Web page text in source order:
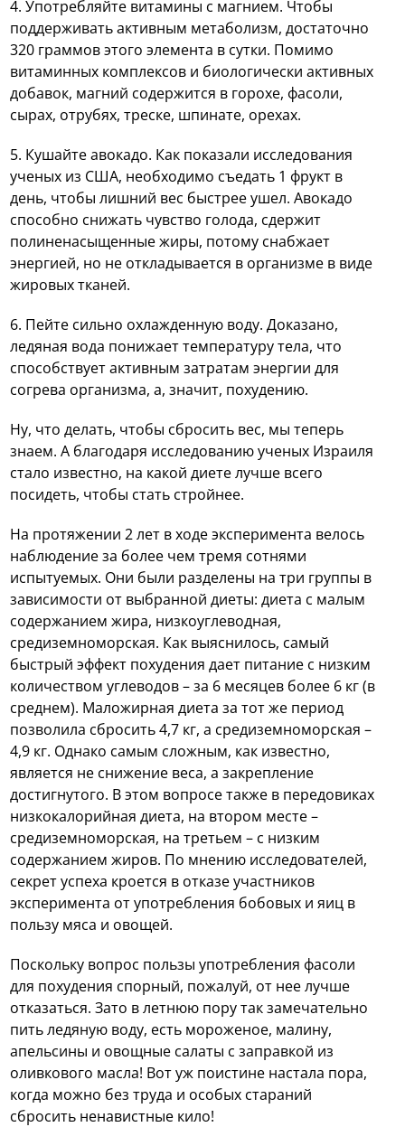
4. Употребляйте витамины с магнием. Чтобы
поддерживать активным метаболизм, достаточно
320 граммов этого элемента в сутки. Помимо
витаминных комплексов и биологически активных
добавок, магний содержится в горохе, фасоли,
сырах, отрубях, треске, шпинате, орехах.
5. Кушайте авокадо. Как показали исследования
ученых из США, необходимо съедать 1 фрукт в
день, чтобы лишний вес быстрее ушел. Авокадо
способно снижать чувство голода, сдержит
полиненасыщенные жиры, потому снабжает
энергией, но не откладывается в организме в виде
жировых тканей.
6. Пейте сильно охлажденную воду. Доказано,
ледяная вода понижает температуру тела, что
способствует активным затратам энергии для
согрева организма, а, значит, похудению.
Ну, что делать, чтобы сбросить вес, мы теперь
знаем. А благодаря исследованию ученых Израиля
стало известно, на какой диете лучше всего
посидеть, чтобы стать стройнее.
На протяжении 2 лет в ходе эксперимента велось
наблюдение за более чем тремя сотнями
испытуемых. Они были разделены на три группы в
зависимости от выбранной диеты: диета с малым
содержанием жира, низкоуглеводная,
средиземноморская. Как выяснилось, самый
быстрый эффект похудения дает питание с низким
количеством углеводов – за 6 месяцев более 6 кг (в
среднем). Маложирная диета за тот же период
позволила сбросить 4,7 кг, а средиземноморская –
4,9 кг. Однако самым сложным, как известно,
является не снижение веса, а закрепление
достигнутого. В этом вопросе также в передовиках
низкокалорийная диета, на втором месте –
средиземноморская, на третьем – с низким
содержанием жиров. По мнению исследователей,
секрет успеха кроется в отказе участников
эксперимента от употребления бобовых и яиц в
пользу мяса и овощей.
Поскольку вопрос пользы употребления фасоли
для похудения спорный, пожалуй, от нее лучше
отказаться. Зато в летнюю пору так замечательно
пить ледяную воду, есть мороженое, малину,
апельсины и овощные салаты с заправкой из
оливкового масла! Вот уж поистине настала пора,
когда можно без труда и особых стараний
сбросить ненавистные кило!